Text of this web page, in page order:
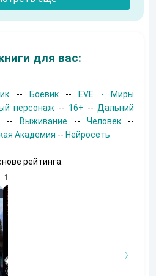
для вас:
-- Боевик-- EVE - Миры
персонаж -- 16+ -- Дальний
-- Выживание -- Человек--
Академия -- Нейросеть
рейтинга.
10